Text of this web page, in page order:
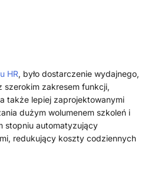
HR, było dostarczenie wydajnego,
szerokim zakresem funkcji,
także lepiej zaprojektowanymi
dużym wolumenem szkoleń i
stopniu automatyzujący
redukujący koszty codziennych